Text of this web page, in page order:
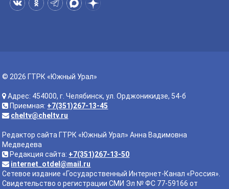
© 2026 ГТРК «Южный Урал»
Адрес: 454000, г. Челябинск, ул. Орджоникидзе, 54-б
Приемная: +7(351)267-13-45
cheltv@cheltv.ru
Редактор сайта ГТРК «Южный Урал» Анна Вадимовна
Медведева
Редакция сайта: +7(351)267-13-50
internet_otdel@mail.ru
Сетевое издание «Государственный Интернет-Канал «Россия».
Свидетельство о регистрации СМИ Эл № ФС 77-59166 от